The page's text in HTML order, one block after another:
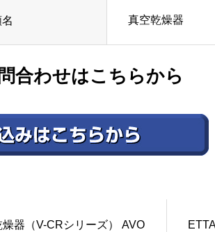
真空乾燥器
合わせはこちらから
燥器（V-CRシリーズ） AVO